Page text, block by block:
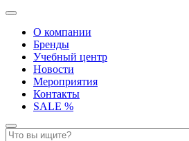
О компании
Бренды
Учебный центр
Новости
Мероприятия
Контакты
SALE %